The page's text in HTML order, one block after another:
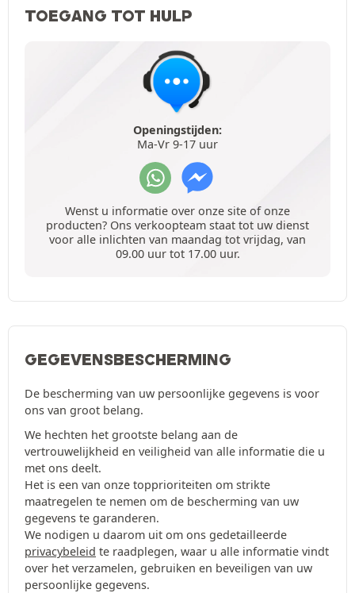
TOEGANG TOT HULP
Openingstijden:
Ma-Vr 9-17 uur
Wenst u informatie over onze site of onze
producten? Ons verkoopteam staat tot uw dienst
voor alle inlichten van maandag tot vrijdag, van
09.00 uur tot 17.00 uur.
GEGEVENSBESCHERMING
De bescherming van uw persoonlijke gegevens is voor
ons van groot belang.
We hechten het grootste belang aan de
vertrouwelijkheid en veiligheid van alle informatie die u
met ons deelt.
Het is een van onze topprioriteiten om strikte
maatregelen te nemen om de bescherming van uw
gegevens te garanderen.
We nodigen u daarom uit om ons gedetailleerde
privacybeleid te raadplegen, waar u alle informatie vindt
over het verzamelen, gebruiken en beveiligen van uw
persoonlijke gegevens.